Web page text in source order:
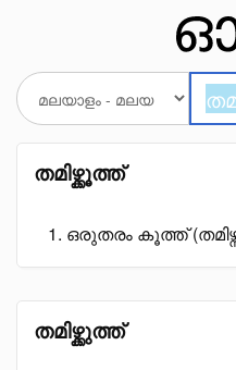
തമിഴ്ക്കൂത്ത്
ഒരുതരം കൂത്ത്
തമിഴ്ക്കുത്ത്